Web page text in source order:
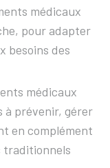
médicaux
pour adapter
besoins des
médicaux
à prévenir, gérer
en complément
traditionnels